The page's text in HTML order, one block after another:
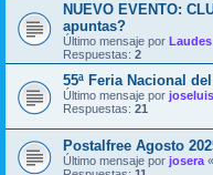
NUEVO EVENTO:
apuntas?
Último mensaje por Laudes
Respuestas: 2
55ª Feria Nacional
Último mensaje por
Respuestas: 21
Postalfree Agosto
Último mensaje por josera «